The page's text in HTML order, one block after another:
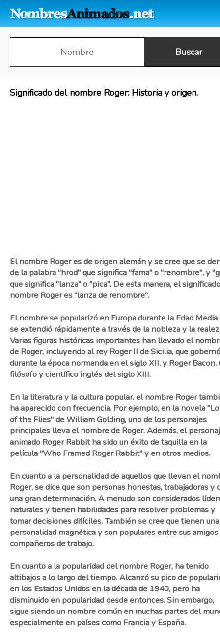
Significado del nombre Roger: Historia y origen.
El nombre Roger es de origen alemán y se cree que se
de la palabra "hrod" que significa "fama" o "renombre", y
que significa "lanza" o "pica". De esta manera, el
nombre Roger es "lanza de renombre".
El nombre se popularizó en Europa durante la Edad Media
se extendió rápidamente a través de la nobleza y la
Varias figuras históricas importantes han llevado el
de Roger, incluyendo al rey Roger II de Sicilia, que gobernó
durante la época normanda en el siglo XII, y Roger Bacon,
filósofo y científico inglés del siglo XIII.
En la literatura y la cultura popular, el nombre Roger
ha aparecido con frecuencia. Por ejemplo, en la novela
of the Flies" de William Golding, uno de los personajes
principales lleva el nombre de Roger. Además, el
animado Roger Rabbit ha sido un éxito de taquilla en la
película "Who Framed Roger Rabbit" y en otros medios.
En cuanto a la personalidad de aquellos que llevan el
Roger, se dice que son personas honestas, trabajadoras y
una gran determinación. A menudo son considerados
naturales y tienen habilidades para resolver problemas y
tomar decisiones difíciles. También se cree que tienen una
personalidad magnética y son populares entre sus
compañeros de trabajo.
En cuanto a la popularidad del nombre Roger, ha tenido
altibajos a lo largo del tiempo. Alcanzó su pico de
en los Estados Unidos en la década de 1940, pero ha
disminuido en popularidad desde entonces. Sin embargo,
sigue siendo un nombre común en muchas partes del
especialmente en países como Francia y España.